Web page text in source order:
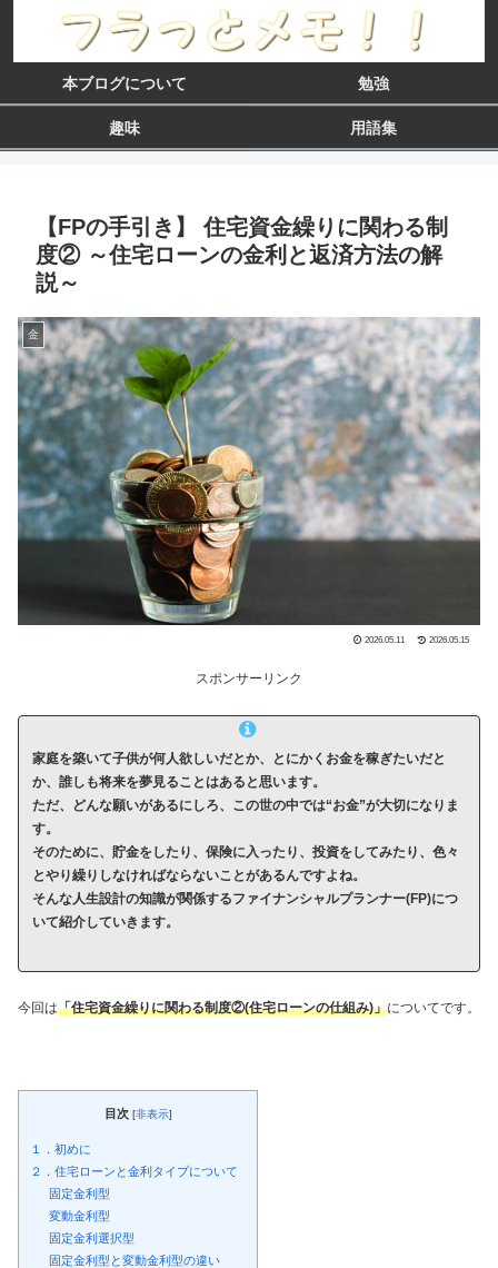
本ブログについて 勉強
趣味 用語集
【FPの手引き】 住宅資金繰りに関わる制
度② ～住宅ローンの金利と返済方法の解
説～
金
2026.05.11 2026.05.15
スポンサーリンク
家庭を築いて子供が何人欲しいだとか、とにかくお金を稼ぎたいだと
か、誰しも将来を夢見ることはあると思います。
ただ、どんな願いがあるにしろ、この世の中では“お金”が大切になりま
す。
そのために、貯金をしたり、保険に入ったり、投資をしてみたり、色々
とやり繰りしなければならないことがあるんですよね。
そんな人生設計の知識が関係するファイナンシャルプランナー(FP)につ
いて紹介していきます。
今回は「住宅資金繰りに関わる制度②(住宅ローンの仕組み)」についてです。
目次 [非表示]
１．初めに
２．住宅ローンと金利タイプについて
固定金利型
変動金利型
固定金利選択型
固定金利型と変動金利型の違い